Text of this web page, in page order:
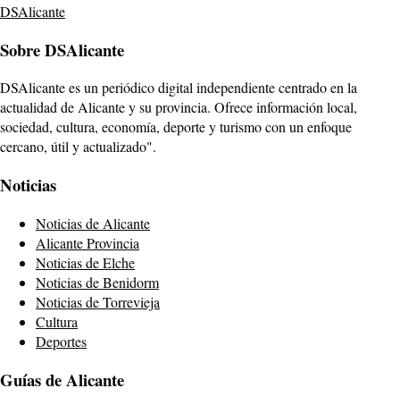
DSAlicante
Sobre DSAlicante
DSAlicante es un periódico digital independiente centrado en la
actualidad de Alicante y su provincia. Ofrece información local,
sociedad, cultura, economía, deporte y turismo con un enfoque
cercano, útil y actualizado".
Noticias
Noticias de Alicante
Alicante Provincia
Noticias de Elche
Noticias de Benidorm
Noticias de Torrevieja
Cultura
Deportes
Guías de Alicante